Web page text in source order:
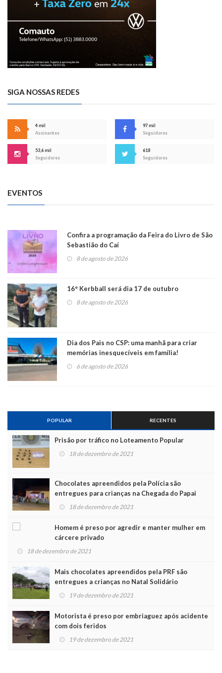
SIGA NOSSAS REDES
4 mil
Assinantes
97 mil
Seguidores
53,6 mil
Seguidores
618
Seguidores
EVENTOS
Confira a programação da Feira do Livro de São
Sebastião do Caí
8 de agosto de 2026
16° Kerbball será dia 17 de outubro
8 de agosto de 2026
Dia dos Pais no CSP: uma manhã para criar
memórias inesquecíveis em família!
6 de agosto de 2026
POPULAR RECENTES
Prisão por tráfico no Loteamento Popular
18 de dezembro de 2021
Chocolates apreendidos pela Polícia são
entregues para crianças na Chegada do Papai
Noel
18 de dezembro de 2021
Homem é preso por agredir e manter mulher em
cárcere privado
18 de dezembro de 2021
Mais chocolates apreendidos pela PRF são
entregues a crianças no Natal Solidário
19 de dezembro de 2021
Motorista é preso por embriaguez após acidente
com dois feridos
19 de dezembro de 2021